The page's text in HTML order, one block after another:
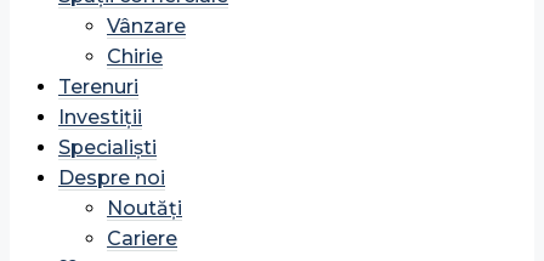
Vânzare
Chirie
Terenuri
Investiții
Specialiști
Despre noi
Noutăți
Cariere